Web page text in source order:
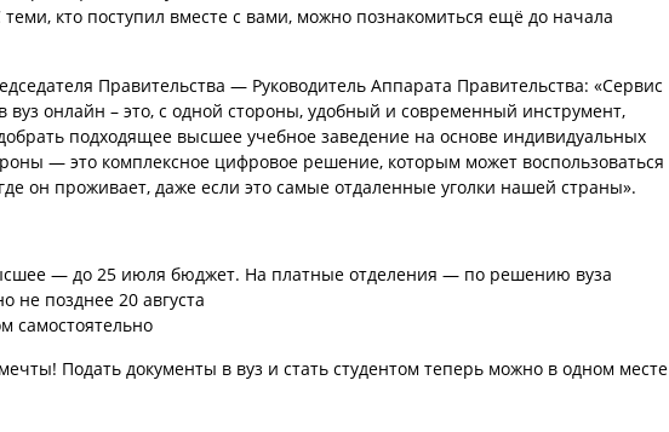
кто поступил вместе с вами, можно познакомиться ещё до начала
Правительства — Руководитель Аппарата Правительства: «Сервис
вуз онлайн – это, с одной стороны, удобный и современный инструмент,
подходящее высшее учебное заведение на основе индивидуальных
— это комплексное цифровое решение, которым может воспользоваться
он проживает, даже если это самые отдаленные уголки нашей страны».
— до 25 июля бюджет. На платные отделения — по решению вуза
не позднее 20 августа
самостоятельно
Подать документы в вуз и стать студентом теперь можно в одном месте